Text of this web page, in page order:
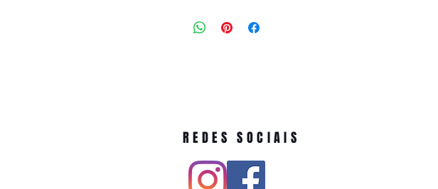
REDES SOCIAIS